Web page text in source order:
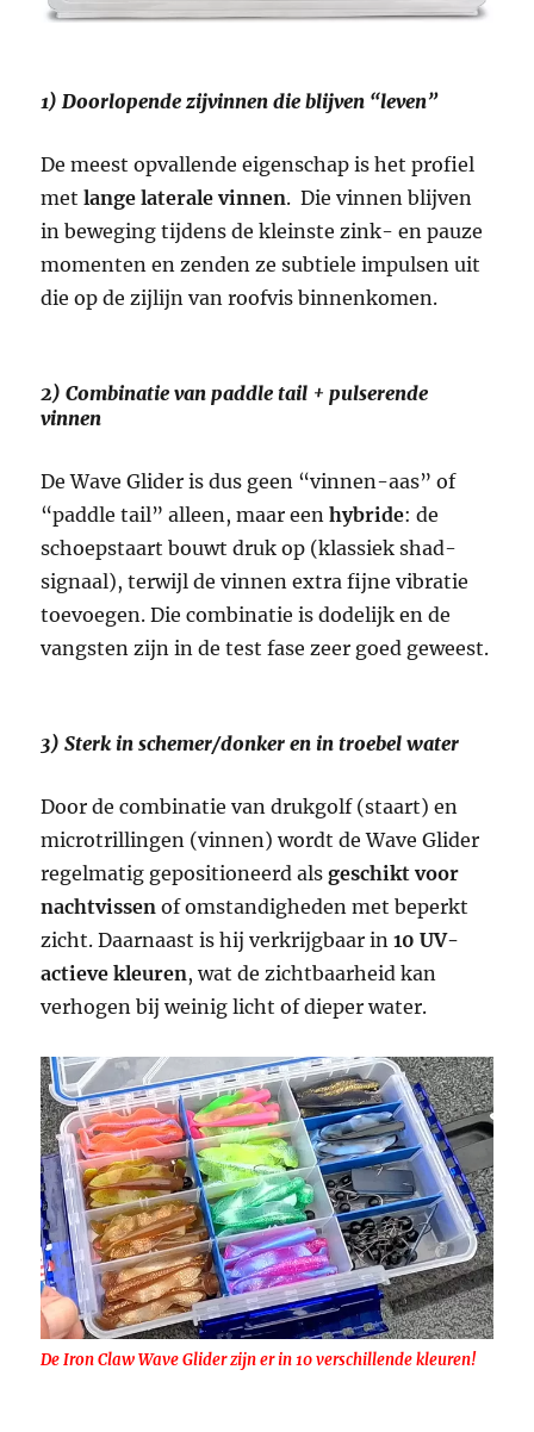
1) Doorlopende zijvinnen die blijven “leven”
De meest opvallende eigenschap is het profiel
metlange laterale vinnen. Die vinnen blijven
in beweging tijdens de kleinste zink- en pauze
momenten en zenden ze subtiele impulsen uit
die op de zijlijn van roofvis binnenkomen.
2) Combinatie van paddle tail + pulserende
vinnen
De Wave Glider is dus geen “vinnen-aas” of
“paddle tail” alleen, maar eenhybride: de
schoepstaart bouwt druk op (klassiek shad-
signaal), terwijl de vinnen extra fijne vibratie
toevoegen. Die combinatie is dodelijk en de
vangsten zijn in de test fase zeer goed geweest.
3) Sterk in schemer/donker en in troebel water
Door de combinatie van drukgolf (staart) en
microtrillingen (vinnen) wordt de Wave Glider
regelmatig gepositioneerd alsgeschikt voor
nachtvissen of omstandigheden met beperkt
zicht. Daarnaast is hij verkrijgbaar in10 UV-
actieve kleuren, wat de zichtbaarheid kan
verhogen bij weinig licht of dieper water.
De Iron Claw Wave Glider zijn er in 10 verschillende kleuren!